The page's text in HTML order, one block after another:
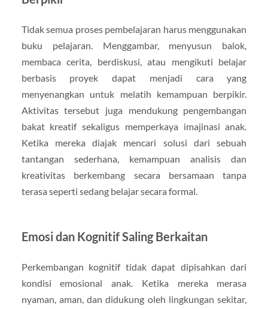
Tidak semua proses pembelajaran harus menggunakan
buku pelajaran. Menggambar, menyusun balok,
membaca cerita, berdiskusi, atau mengikuti belajar
berbasis proyek dapat menjadi cara yang
menyenangkan untuk melatih kemampuan berpikir.
Aktivitas tersebut juga mendukung pengembangan
bakat kreatif sekaligus memperkaya imajinasi anak.
Ketika mereka diajak mencari solusi dari sebuah
tantangan sederhana, kemampuan analisis dan
kreativitas berkembang secara bersamaan tanpa
terasa seperti sedang belajar secara formal.
Emosi dan Kognitif Saling Berkaitan
Perkembangan kognitif tidak dapat dipisahkan dari
kondisi emosional anak. Ketika mereka merasa
nyaman, aman, dan didukung oleh lingkungan sekitar,